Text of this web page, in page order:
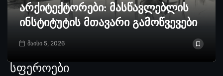
არქიტექტორები: მასწავლებლის
ინსტიტუტის მთავარი გამოწვევები
მაისი 5, 2026
სფეროები